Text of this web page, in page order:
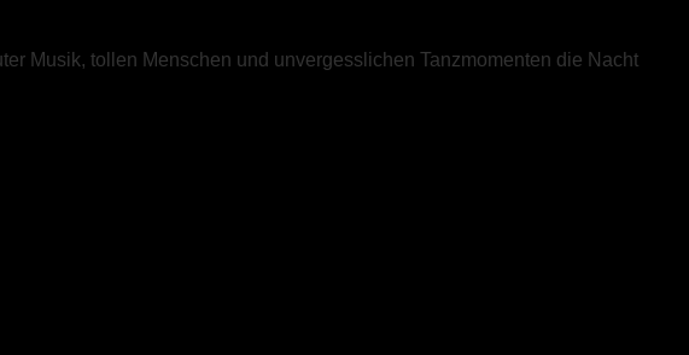
Musik, tollen Menschen und unvergesslichen Tanzmomenten die Nacht